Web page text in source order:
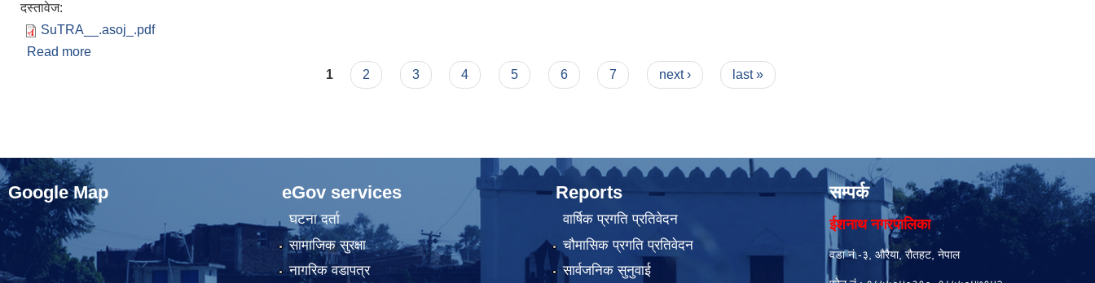
दस्तावेज:
SuTRA__.asoj_.pdf
Read more
1 2 3 4 5 6 7 next › last »
Google Map eGov services
घटना दर्ता
सामाजिक सुरक्षा
नागरिक वडापत्र
Reports
वार्षिक प्रगति प्रतिवेदन
चौमासिक प्रगति प्रतिवेदन
सार्वजनिक सुनुवाई
सम्पर्क
ईशनाथ नगरपालिका
वडा नं.-३, औरैया, रौतहट, नेपाल